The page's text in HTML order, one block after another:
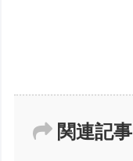
関連記事